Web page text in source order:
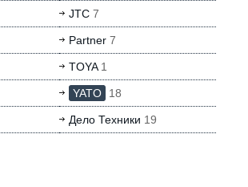
JTC7
Partner7
TOYA1
YATO 18
Дело Техники 19